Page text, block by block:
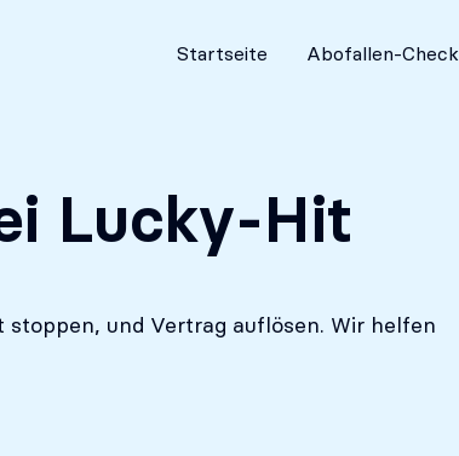
Startseite Abofallen-Check
Lucky-Hit
und Vertrag auflösen. Wir helfen